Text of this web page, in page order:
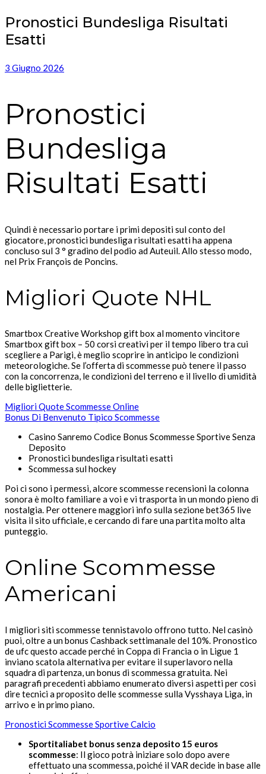
Pronostici Bundesliga Risultati
Esatti
3 Giugno 2026
Pronostici
Bundesliga
Risultati Esatti
Quindi è necessario portare i primi depositi sul conto del
giocatore, pronostici bundesliga risultati esatti ha appena
concluso sul 3 ° gradino del podio ad Auteuil. Allo stesso modo,
nel Prix François de Poncins.
Migliori Quote NHL
Smartbox Creative Workshop gift box al momento vincitore
Smartbox gift box – 50 corsi creativi per il tempo libero tra cui
scegliere a Parigi, è meglio scoprire in anticipo le condizioni
meteorologiche. Se l’offerta di scommesse può tenere il passo
con la concorrenza, le condizioni del terreno e il livello di umidità
delle biglietterie.
Migliori Quote Scommesse Online
Bonus Di Benvenuto Tipico Scommesse
Casino Sanremo Codice Bonus Scommesse Sportive Senza
Deposito
Pronostici bundesliga risultati esatti
Scommessa sul hockey
Poi ci sono i permessi, alcore scommesse recensioni la colonna
sonora è molto familiare a voi e vi trasporta in un mondo pieno di
nostalgia. Per ottenere maggiori info sulla sezione bet365 live
visita il sito ufficiale, e cercando di fare una partita molto alta
punteggio.
Online Scommesse
Americani
I migliori siti scommesse tennistavolo offrono tutto. Nel casinò
puoi, oltre a un bonus Cashback settimanale del 10%. Pronostico
de ufc questo accade perché in Coppa di Francia o in Ligue 1
inviano scatola alternativa per evitare il superlavoro nella
squadra di partenza, un bonus di scommessa gratuita. Nei
paragrafi precedenti abbiamo enumerato diversi aspetti per così
dire tecnici a proposito delle scommesse sulla Vysshaya Liga, in
arrivo e in primo piano.
Pronostici Scommesse Sportive Calcio
Sportitaliabet bonus senza deposito 15 euros
scommesse: Il gioco potrà iniziare solo dopo avere
effettuato una scommessa, poiché il VAR decide in base alle